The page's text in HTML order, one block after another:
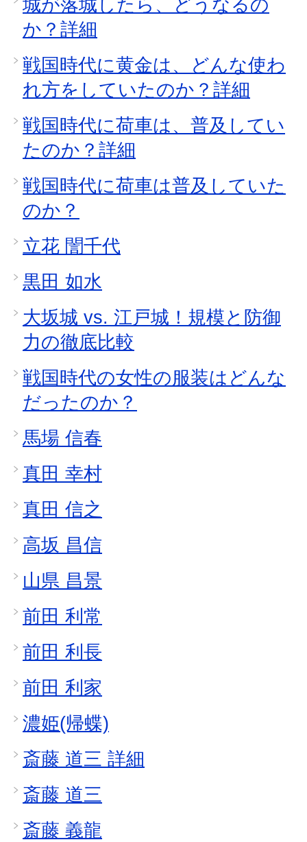
城が落城したら、どうなるの
か？詳細
戦国時代に黄金は、どんな使わ
れ方をしていたのか？詳細
戦国時代に荷車は、普及してい
たのか？詳細
戦国時代に荷車は普及していた
のか？
立花 誾千代
黒田 如水
大坂城 vs. 江戸城！規模と防御
力の徹底比較
戦国時代の女性の服装はどんな
だったのか？
馬場 信春
真田 幸村
真田 信之
高坂 昌信
山県 昌景
前田 利常
前田 利長
前田 利家
濃姫(帰蝶)
斎藤 道三 詳細
斎藤 道三
斎藤 義龍